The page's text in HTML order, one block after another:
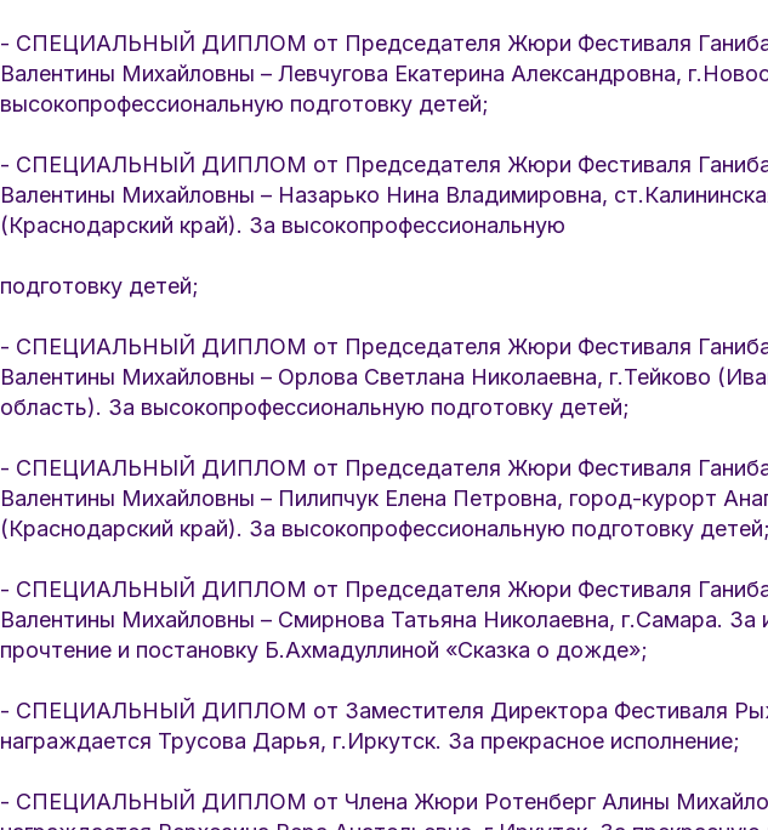
- СПЕЦИАЛЬНЫЙ ДИПЛОМ от Председателя Жюри Фестиваля
Валентины Михайловны – Левчугова Екатерина Александровна,
высокопрофессиональную подготовку детей;
- СПЕЦИАЛЬНЫЙ ДИПЛОМ от Председателя Жюри Фестиваля
Валентины Михайловны – Назарько Нина Владимировна,
(Краснодарский край). За высокопрофессиональную
подготовку детей;
- СПЕЦИАЛЬНЫЙ ДИПЛОМ от Председателя Жюри Фестиваля
Валентины Михайловны – Орлова Светлана Николаевна, г.Тейково
область). За высокопрофессиональную подготовку детей;
- СПЕЦИАЛЬНЫЙ ДИПЛОМ от Председателя Жюри Фестиваля
Валентины Михайловны – Пилипчук Елена Петровна, город-курорт
(Краснодарский край). За высокопрофессиональную подготовку детей;
- СПЕЦИАЛЬНЫЙ ДИПЛОМ от Председателя Жюри Фестиваля
Валентины Михайловны – Смирнова Татьяна Николаевна, г.Самара. За
прочтение и постановку Б.Ахмадуллиной «Сказка о дожде»;
- СПЕЦИАЛЬНЫЙ ДИПЛОМ от Заместителя Директора Фестиваля
награждается Трусова Дарья, г.Иркутск. За прекрасное исполнение;
- СПЕЦИАЛЬНЫЙ ДИПЛОМ от Члена Жюри Ротенберг Алины